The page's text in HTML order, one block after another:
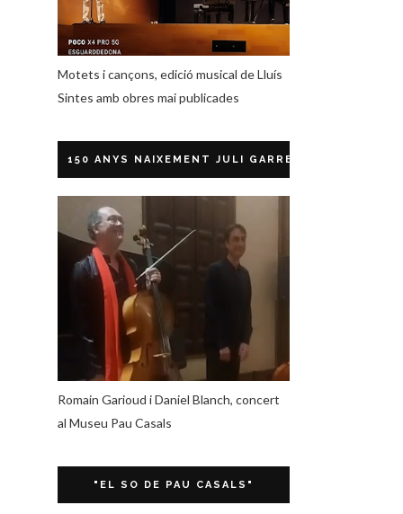
Motets i cançons, edició musical de Lluís
Sintes amb obres mai publicades
150 ANYS NAIXEMENT JULI GARRETA
Romain Garioud i Daniel Blanch, concert
al Museu Pau Casals
"EL SO DE PAU CASALS"